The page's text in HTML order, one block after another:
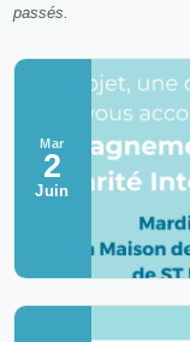
passés.
Mar
2
Juin